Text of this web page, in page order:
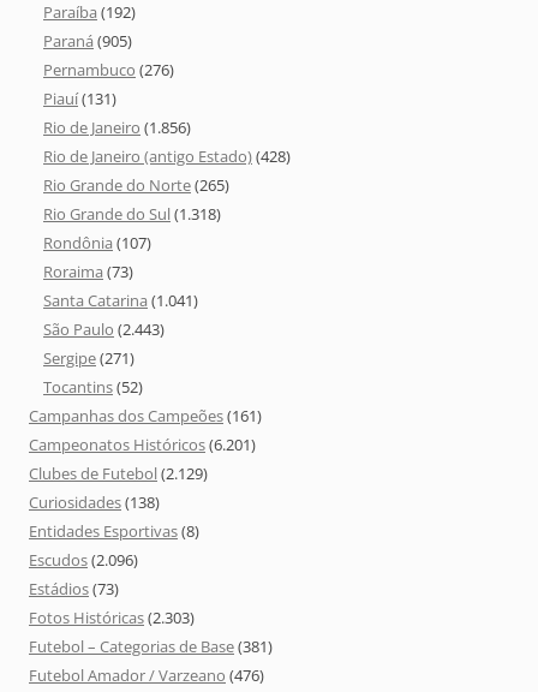
Paraíba (192)
Paraná (905)
Pernambuco (276)
Piauí(131)
Rio de Janeiro (1.856)
Rio de Janeiro (antigo Estado)(428)
Rio Grande do Norte(265)
Rio Grande do Sul(1.318)
Rondônia (107)
Roraima (73)
Santa Catarina (1.041)
São Paulo (2.443)
Sergipe(271)
Tocantins(52)
Campanhas dos Campeões(161)
Campeonatos Históricos(6.201)
Clubes de Futebol(2.129)
Curiosidades(138)
Entidades Esportivas(8)
Escudos(2.096)
Estádios(73)
Fotos Históricas(2.303)
Futebol – Categorias de Base(381)
Futebol Amador / Varzeano (476)